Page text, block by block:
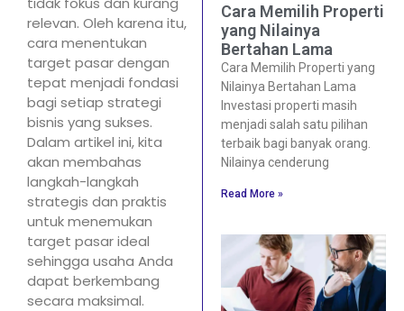
relevan. Oleh karena itu,
cara menentukan
target pasar dengan
tepat menjadi fondasi
bagi setiap strategi
bisnis yang sukses.
Dalam artikel ini, kita
akan membahas
langkah-langkah
strategis dan praktis
untuk menemukan
target pasar ideal
sehingga usaha Anda
dapat berkembang
secara maksimal.
Cara Memilih Properti
yang Nilainya
Bertahan Lama
Cara Memilih Properti yang
Nilainya Bertahan Lama
Investasi properti masih
menjadi salah satu pilihan
terbaik bagi banyak orang.
Nilainya cenderung
Read More »